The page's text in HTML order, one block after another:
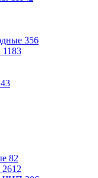
356
1183
82
2612